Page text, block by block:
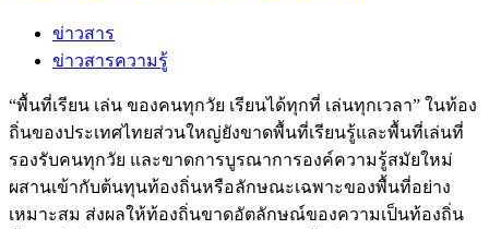
และ
แห่ง
อนาคต
#สปริง
ทาว์
นโล
ข่าวสาร
ข่าวสารความรู้
“พื้นที่เรียน เล่น ของคนทุกวัย เรียนได้ทุกที่ เล่นทุกเวลา” ในท้อง
ถิ่นของประเทศไทยส่วนใหญ่ยังขาดพื้นที่เรียนรู้และพื้นที่เล่นที่
รองรับคนทุกวัย และขาดการบูรณาการองค์ความรู้สมัยใหม่
ผสานเข้ากับต้นทุนท้องถิ่นหรือลักษณะเฉพาะของพื้นที่อย่าง
เหมาะสม ส่งผลให้ท้องถิ่นขาดอัตลักษณ์ของความเป็นท้องถิ่น